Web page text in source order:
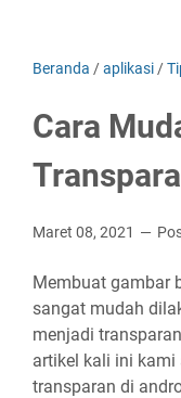
Beranda /aplikasi /
Cara
Maret 08, 2021
Membuat gambar
sangat mudah
menjadi
artikel kali ini
transparan di